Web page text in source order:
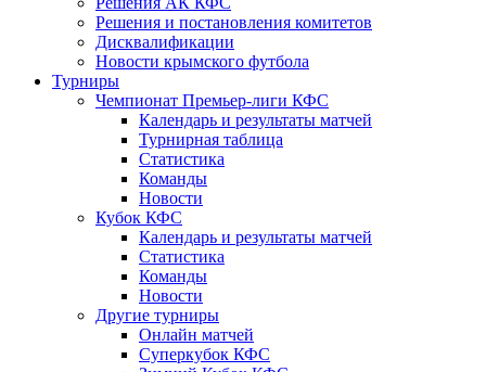
Решения и постановления комитетов
Дисквалификации
Новости крымского футбола
Турниры
Чемпионат Премьер-лиги КФС
Календарь и результаты матчей
Турнирная таблица
Статистика
Команды
Новости
Кубок КФС
Календарь и результаты матчей
Статистика
Команды
Новости
Другие турниры
Онлайн матчей
Суперкубок КФС